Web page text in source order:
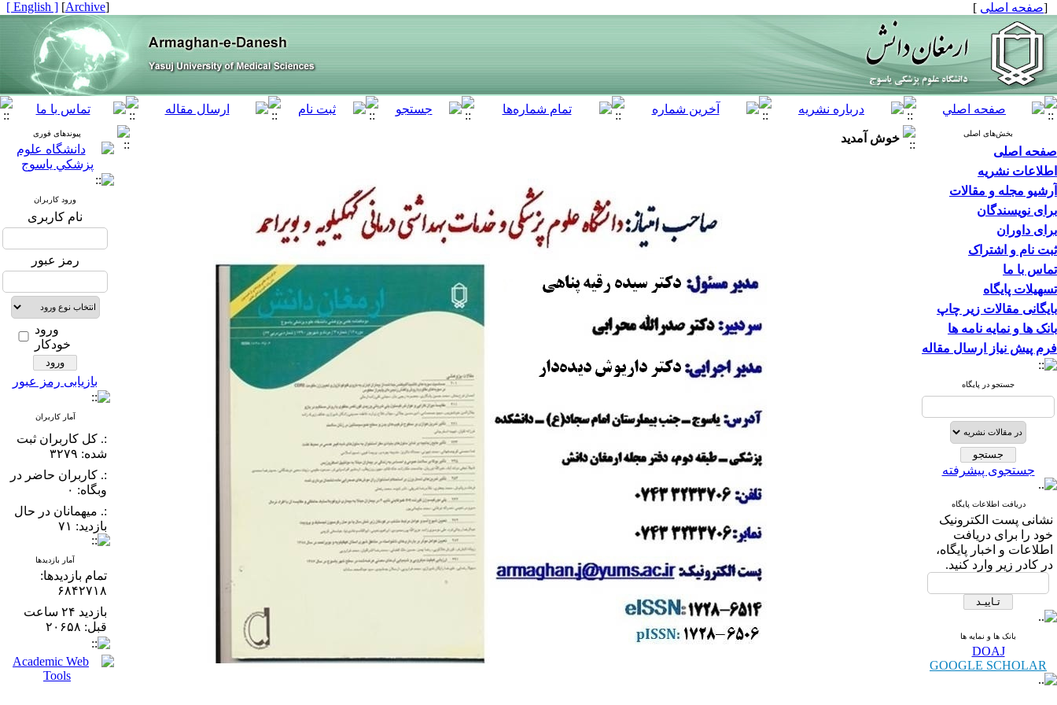
[صفحه اصلی ]
[
Archive
]
[ English ]
بخش‌های اصلی
صفحه اصلی
اطلاعات نشریه
آرشیو مجله و مقالات
برای نویسندگان
برای داوران
ثبت نام و اشتراک
تماس با ما
تسهیلات پایگاه
بایگانی مقالات زیر چاپ
بانک ها و نمایه نامه ها
فرم پیش نیاز ارسال مقاله
جستجو در پایگاه
جستجوی پیشرفته
دریافت اطلاعات پایگاه
نشانی پست الكترونیک
خود را برای دریافت
اطلاعات و اخبار پایگاه،
در كادر زیر وارد كنید.
بانک ها و نمایه ها
DOAJ
GOOGLE SCHOLAR
خوش آمدید پیوندهای فوری
ورود کاربران
نام کاربری
رمز عبور
ورود
خودکار
بازیابی رمز عبور
آمار کاربران
:. کل کاربران ثبت
شده: ۳۲۷۹
:. کاربران حاضر در
وبگاه: ۰
:. میهمانان در حال
بازدید: ۷۱
آمار بازدیدها
تمام بازدید‌ها:
۶۸۴۲۷۱۸
بازدید ۲۴ ساعت
قبل: ۲۰۶۵۸